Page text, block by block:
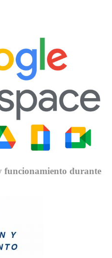
funcionamiento durante